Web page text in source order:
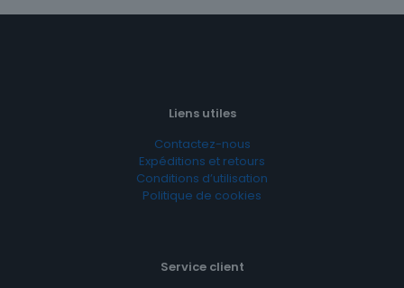
Liens utiles
Contactez-nous
Expéditions et retours
Conditions d’utilisation
Politique de cookies
Service client